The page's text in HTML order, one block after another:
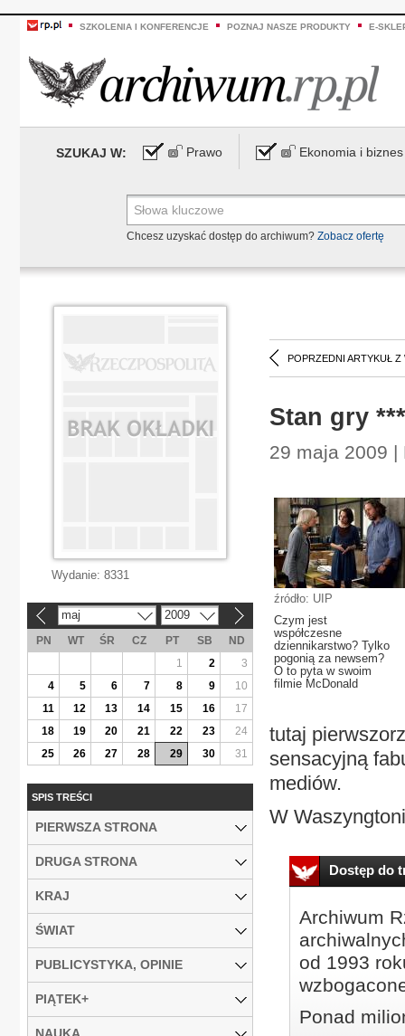
SZKOLENIA I KONFERENCJE POZNAJ NASZE PRODUKTY E-
SZUKAJ W: Prawo Ekonomia i biznes
Chcesz uzyskać dostęp do archiwum? Zobacz ofertę
POPRZEDNI ARTYKUŁ Z
Stan gry ***
29 maja 2009 |
źródło: UIP
Czym jest
współczesne
dziennikarstwo? Tylko
pogonią za newsem?
O to pyta w swoim
filmie McDonald
tutaj
sensacyjną
mediów.
W
Dostęp do
Archiwum
od 1993
Ponad
Wydanie: 8331
maj 2009
PN WT ŚR CZ PT SB
ND
1
2
3
4
5 6 7 8 9
10
11
12 13 14 15 16
17
18
19 20 21 22 23
24
25
26 27 28 29 30 31
SPIS TREŚCI
PIERWSZA STRONA
DRUGA STRONA
KRAJ
ŚWIAT
PUBLICYSTYKA, OPINIE
PIĄTEK+
NAUKA